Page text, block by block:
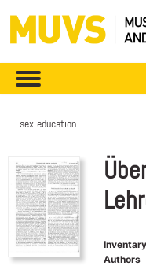
sex-education
Authors